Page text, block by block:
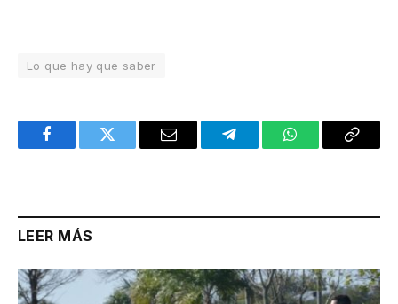
Lo que hay que saber
FacebookTwitter Email TelegramWhatsAppCopy
LEER MÁS